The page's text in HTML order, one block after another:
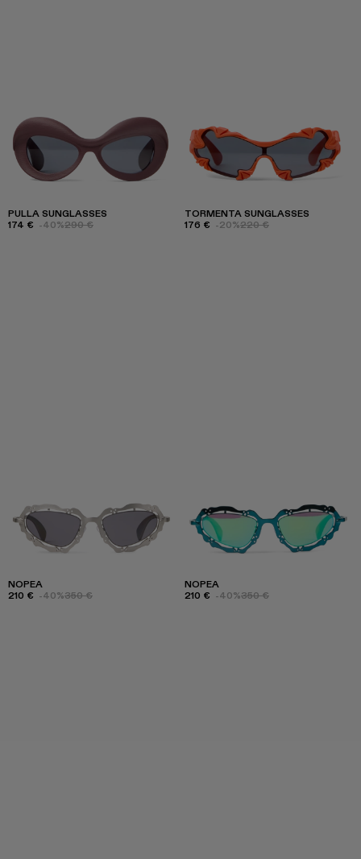
PULLA SUNGLASSES
174 € -40%290 €
TORMENTA SUNGLASSES
176 € -20%220 €
NOPEA
210 € -40%350 €
NOPEA
210 € -40%350 €